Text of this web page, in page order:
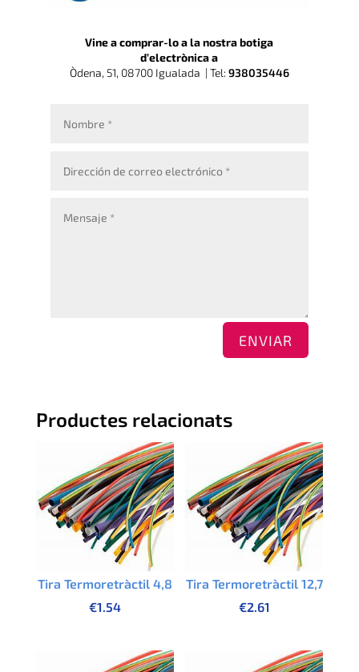
Vine a comprar-lo a la nostra botiga
d’electrònica a
Òdena, 51, 08700 Igualada | Tel: 938035446
ENVIAR
Productes relacionats
Tira Termoretràctil 4,8
€1.54
Tira Termoretràctil 12,7
€2.61